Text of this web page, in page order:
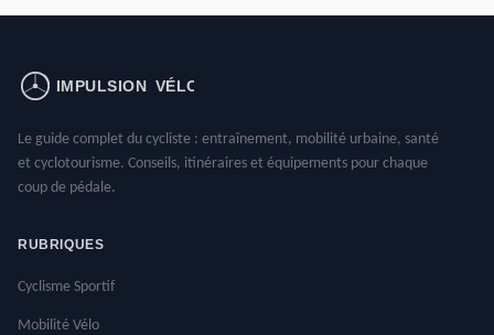
Le guide complet du cycliste : entraînement, mobilité urbaine, santé
et cyclotourisme. Conseils, itinéraires et équipements pour chaque
coup de pédale.
RUBRIQUES
Cyclisme Sportif
Mobilité Vélo